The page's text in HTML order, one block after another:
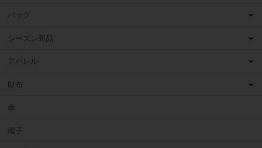
バッグ
シーズン商品
アパレル
財布
傘
帽子